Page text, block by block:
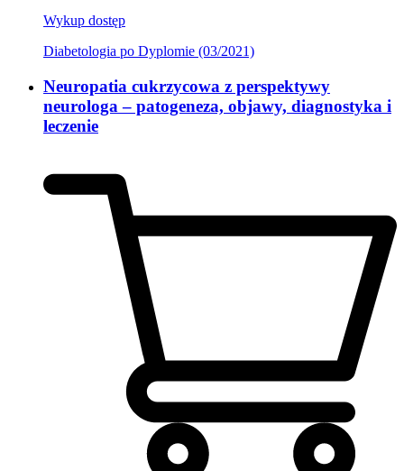
Wykup dostęp
Diabetologia po Dyplomie (03/2021)
Neuropatia cukrzycowa z perspektywy
neurologa – patogeneza, objawy, diagnostyka i
leczenie